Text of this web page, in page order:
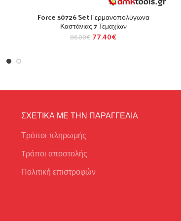
Force 50726 Set Γερμανοπολύγωνα
Καστάνιας 7 Τεμαχίων
86.00€ 77.40€
ΣΧΕΤΙΚΑ ΜΕ ΤΗΝ ΠΑΡΑΓΓΕΛΙΑ
Τρόποι πληρωμής
Tρόποι αποστολής
Πολιτική επιστροφών